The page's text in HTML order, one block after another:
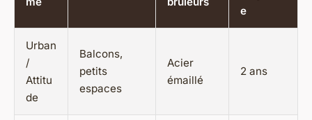
e
Urban
/
Attitu
de
Balcons,
petits
espaces
Acier
émaillé
2 ans